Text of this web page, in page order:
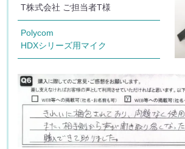
T株式会社 ご担当者T様
Polycom
HDXシリーズ用マイク